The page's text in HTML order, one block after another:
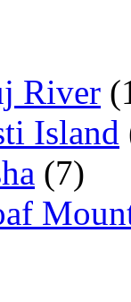
River
Island
(7)